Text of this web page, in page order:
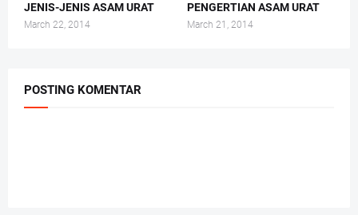
JENIS-JENIS ASAM URAT
March 22, 2014
PENGERTIAN ASAM URAT
March 21, 2014
POSTING KOMENTAR